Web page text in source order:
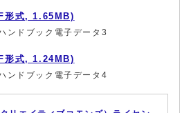
形式, 1.65MB)
ンドブック電子データ3
形式, 1.24MB)
ンドブック電子データ4